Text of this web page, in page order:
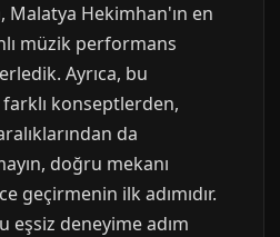
Malatya Hekimhan'ın en
müzik performans
Ayrıca, bu
konseptlerden,
da
doğru mekanı
geçirmenin ilk adımıdır.
eşsiz deneyime adım